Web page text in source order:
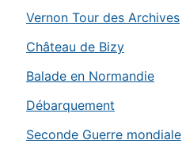
Vernon Tour des Archives
Château de Bizy
Balade en Normandie
Débarquement
Seconde Guerre mondiale